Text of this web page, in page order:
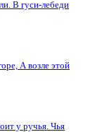
В гуси-лебеди
А возле этой
у ручья. Чья